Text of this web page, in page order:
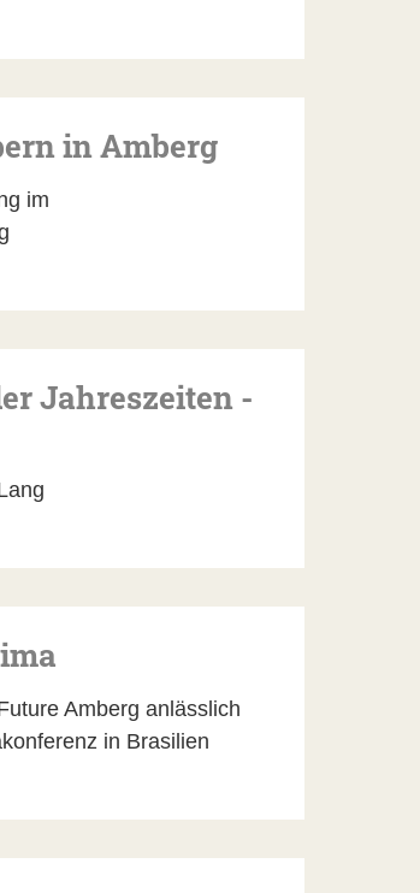
in Amberg
im
Jahreszeiten -
Amberg anlässlich
in Brasilien